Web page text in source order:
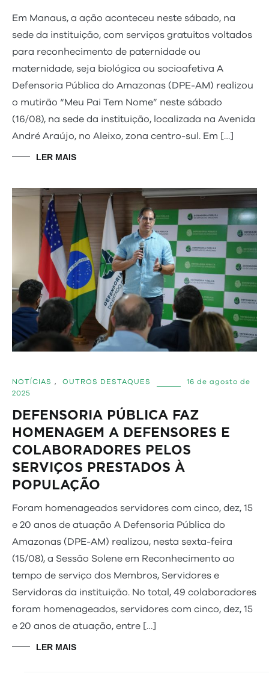
Em Manaus, a ação aconteceu neste sábado, na
sede da instituição, com serviços gratuitos voltados
para reconhecimento de paternidade ou
maternidade, seja biológica ou socioafetiva A
Defensoria Pública do Amazonas (DPE-AM) realizou
o mutirão “Meu Pai Tem Nome” neste sábado
(16/08), na sede da instituição, localizada na Avenida
André Araújo, no Aleixo, zona centro-sul. Em […]
LER MAIS
NOTÍCIAS , OUTROS DESTAQUES
16 de agosto de
2025
DEFENSORIA PÚBLICA FAZ
HOMENAGEM A DEFENSORES E
COLABORADORES PELOS
SERVIÇOS PRESTADOS À
POPULAÇÃO
Foram homenageados servidores com cinco, dez, 15
e 20 anos de atuação A Defensoria Pública do
Amazonas (DPE-AM) realizou, nesta sexta-feira
(15/08), a Sessão Solene em Reconhecimento ao
tempo de serviço dos Membros, Servidores e
Servidoras da instituição. No total, 49 colaboradores
foram homenageados, servidores com cinco, dez, 15
e 20 anos de atuação, entre […]
LER MAIS